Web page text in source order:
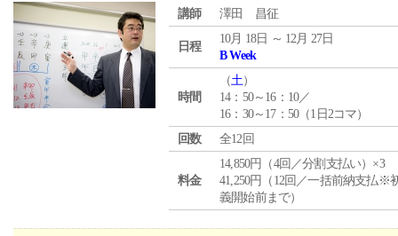
講師 澤田 昌征
日程
10月 18日 ～ 12月 27日
B Week
時間
（土）
14：50～16：10／
16：30～17：50（1日2コマ）
回数
全12回
料金
14,850円（4回／分割支払い）×3
41,250円（12回／一括前納支払※
義開始前まで）